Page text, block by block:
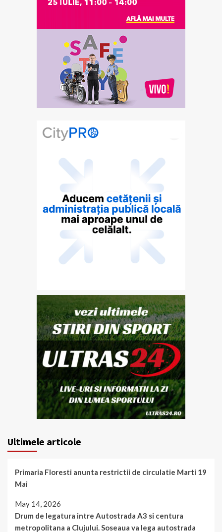
Ultimele articole
Primaria Floresti anunta restrictii de circulatie Marti 19
Mai
May 14, 2026
Drum de legatura intre Autostrada A3 si centura
metropolitana a Clujului. Soseaua va lega autostrada